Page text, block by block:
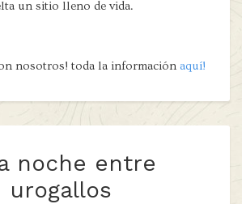
un sitio lleno de vida.
nosotros! toda la información aquí!
noche entre
urogallos